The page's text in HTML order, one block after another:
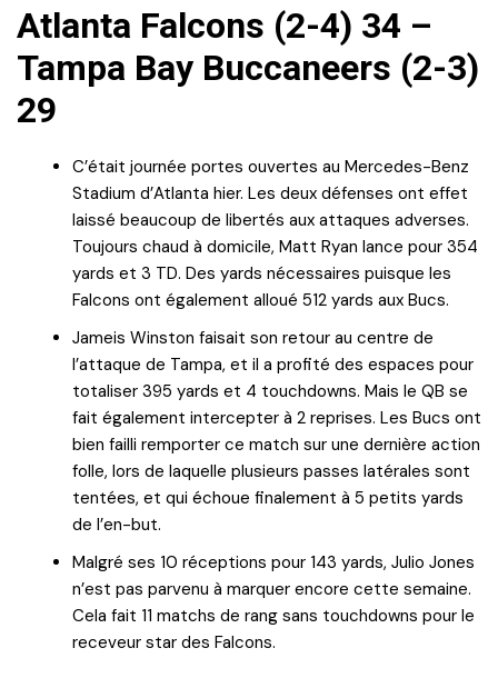
Atlanta Falcons (2-4) 34 –
Tampa Bay Buccaneers (2-3)
29
C’était journée portes ouvertes au Mercedes-Benz
Stadium d’Atlanta hier. Les deux défenses ont effet
laissé beaucoup de libertés aux attaques adverses.
Toujours chaud à domicile, Matt Ryan lance pour 354
yards et 3 TD. Des yards nécessaires puisque les
Falcons ont également alloué 512 yards aux Bucs.
Jameis Winston faisait son retour au centre de
l’attaque de Tampa, et il a profité des espaces pour
totaliser 395 yards et 4 touchdowns. Mais le QB se
fait également intercepter à 2 reprises. Les Bucs ont
bien failli remporter ce match sur une dernière action
folle, lors de laquelle plusieurs passes latérales sont
tentées, et qui échoue finalement à 5 petits yards
de l’en-but.
Malgré ses 10 réceptions pour 143 yards, Julio Jones
n’est pas parvenu à marquer encore cette semaine.
Cela fait 11 matchs de rang sans touchdowns pour le
receveur star des Falcons.